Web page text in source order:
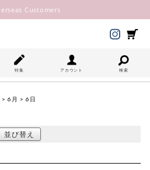
Customers
特集 アカウント 検索
> 6月 > 6日
並び替え